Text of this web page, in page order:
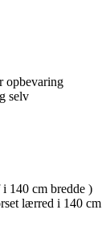
opbevaring
selv
140 cm bredde )
lærred i 140 cm